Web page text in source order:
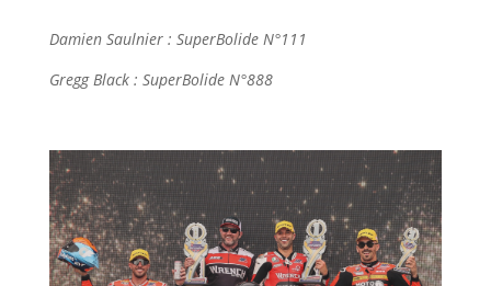
Damien Saulnier : SuperBolide N°111
Gregg Black : SuperBolide N°888